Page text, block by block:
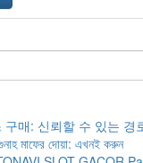
구매: 신뢰할 수 있는 경
মাফের দোয়া: এখনই করুন